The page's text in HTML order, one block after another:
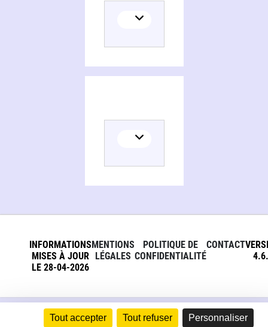
Tout accepter Tout refuser Personnaliser
INFORMATIONS
MISES À JOUR
LE 28-04-2026
MENTIONS
LÉGALES
POLITIQUE DE
CONFIDENTIALITÉ
CONTACT